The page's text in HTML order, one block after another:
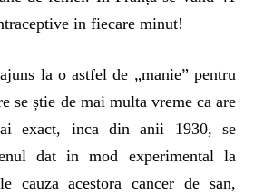
in fiecare minut!
la o astfel de „manie” pentru
se știe de mai multa vreme ca are
exact, inca din anii 1930, se
dat in mod experimental la
cauza acestora cancer de san,